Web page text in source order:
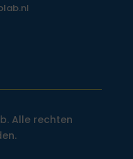
Alle rechten